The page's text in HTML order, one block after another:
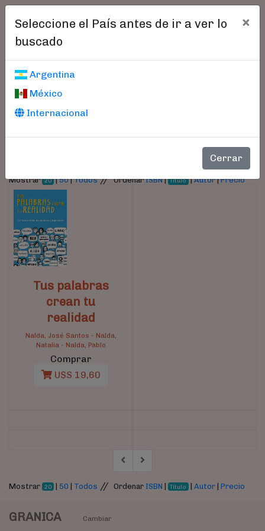
Seleccione el País antes de ir a ver lo
buscado
×
Argentina
México
Internacional
Cerrar
Libros encontrados
Parámetros
Mostrar 20 |50|Todos//OrdenarISBN| Título |Autor|Precio
Tus palabras
crean tu
realidad
Nalda, José Santos - Nalda,
Natalia- Nalda, Pablo
Comprar
U$S 19,60
Mostrar 20 | 50 | Todos // Ordenar ISBN | Título |Autor |Precio
GRANICA
Cambiar